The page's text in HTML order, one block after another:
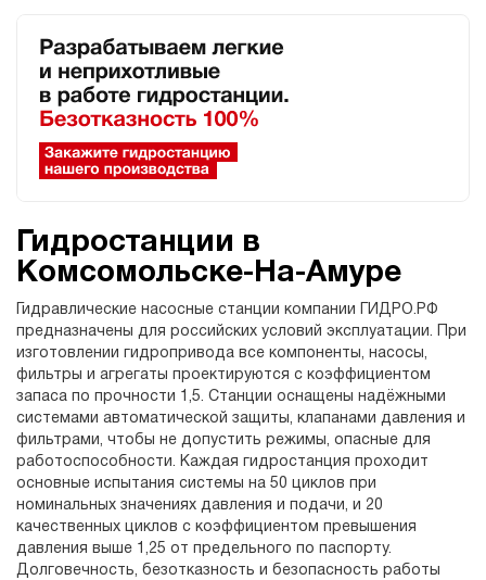
Гидростанции в
Комсомольске-На-Амуре
Гидравлические насосные станции компании ГИДРО.РФ
предназначены для российских условий эксплуатации. При
изготовлении гидропривода все компоненты, насосы,
фильтры и агрегаты проектируются с коэффициентом
запаса по прочности 1,5. Станции оснащены надёжными
системами автоматической защиты, клапанами давления и
фильтрами, чтобы не допустить режимы, опасные для
работоспособности. Каждая гидростанция проходит
основные испытания системы на 50 циклов при
номинальных значениях давления и подачи, и 20
качественных циклов с коэффициентом превышения
давления выше 1,25 от предельного по паспорту.
Долговечность, безотказность и безопасность работы